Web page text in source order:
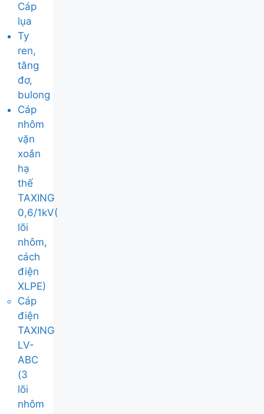
Cáp
lụa
Ty
ren,
tăng
đơ,
bulong
Cáp
nhôm
vặn
xoắn
hạ
thế
TAXING
0,6/1kV(
lõi
nhôm,
cách
điện
XLPE)
Cáp
điện
TAXING
LV-
ABC
(3
lõi
nhôm